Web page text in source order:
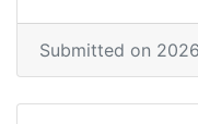
Submitted on